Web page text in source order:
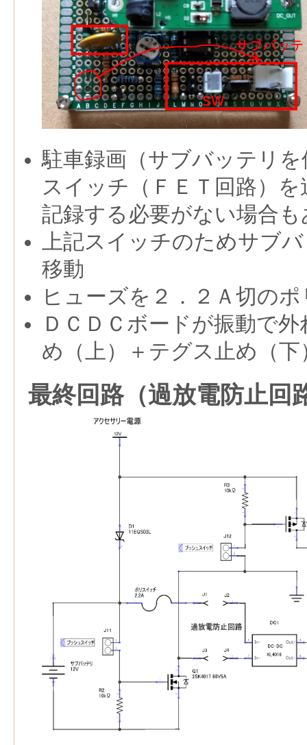
駐車録画（サブバッテリ
スイッチ（ＦＥＴ回路）
記録する必要がない場合
上記スイッチのためサブ
移動
ヒューズを２．２Ａ切の
ＤＣＤＣボードが振動で
め（上）＋テグス止め（下
最終回路（過放電防止回